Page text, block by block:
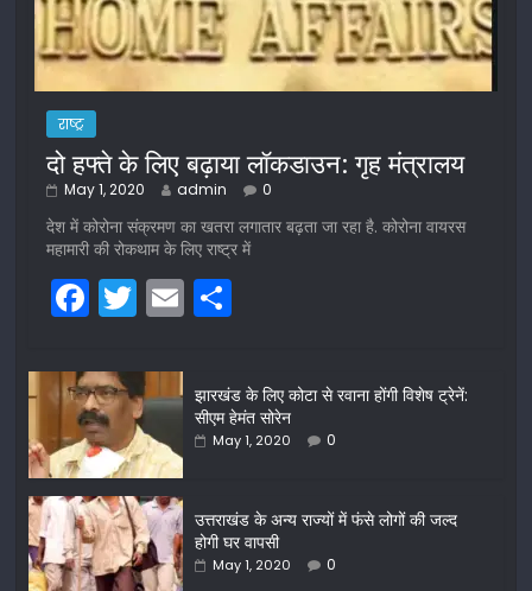
राष्ट्र
दो हफ्ते के लिए बढ़ाया लॉकडाउन: गृह मंत्रालय
May 1, 2020 admin 0
देश में कोरोना संक्रमण का खतरा लगातार बढ़ता जा रहा है. कोरोना वायरस
महामारी की रोकथाम के लिए राष्ट्र में
F
a
c
e
b
o
o
k
T
w
itt
er
E
m
ar
e
झारखंड के लिए कोटा से रवाना होंगी विशेष ट्रेनें:
सीएम हेमंत सोरेन
May 1, 2020 0
उत्तराखंड के अन्य राज्यों में फंसे लोगों की जल्द
होगी घर वापसी
May 1, 2020 0